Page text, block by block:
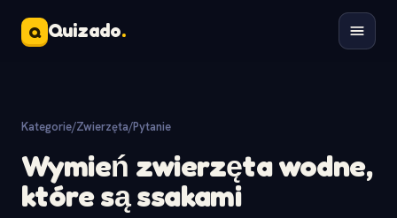
Q Quizado.
Kategorie/Zwierzęta/Pytanie
Wymień zwierzęta wodne,
które są ssakami